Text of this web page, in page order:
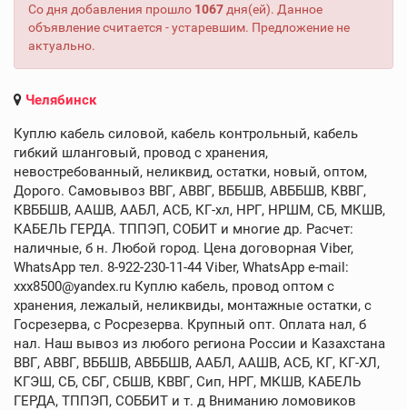
Со дня добавления прошло 1067 дня(ей). Данное
объявление считается - устаревшим. Предложение не
актуально.
Челябинск
Куплю кабель силовой, кабель контрольный, кабель
гибкий шланговый, провод с хранения,
невостребованный, неликвид, остатки, новый, оптом,
Дорого. Самовывоз ВВГ, АВВГ, ВББШВ, АВББШВ, КВВГ,
КВББШВ, ААШВ, ААБЛ, АСБ, КГ-хл, НРГ, НРШМ, СБ, МКШВ,
КАБЕЛЬ ГЕРДА. ТППЭП, СОБИТ и многие др. Расчет:
наличные, б н. Любой город. Цена договорная Viber,
WhatsApp тел. 8-922-230-11-44 Viber, WhatsApp e-mail:
xxx8500@yandex.ru Куплю кабель, провод оптом с
хранения, лежалый, неликвиды, монтажные остатки, с
Госрезерва, с Росрезерва. Крупный опт. Оплата нал, б
нал. Наш вывоз из любого региона России и Казахстана
ВВГ, АВВГ, ВББШВ, АВББШВ, ААБЛ, ААШВ, АСБ, КГ, КГ-ХЛ,
КГЭШ, СБ, СБГ, СБШВ, КВВГ, Сип, НРГ, МКШВ, КАБЕЛЬ
ГЕРДА, ТППЭП, СОББИТ и т. д Вниманию ломовиков